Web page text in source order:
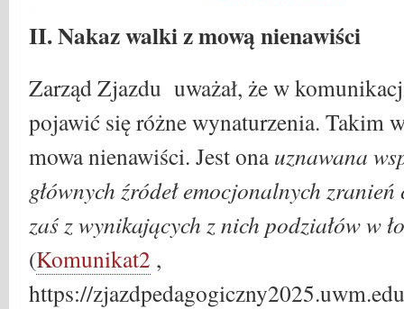
II. Nakaz walki z mową nienawiści
Zarząd Zjazdu uważał, że w
pojawić się różne wynaturzenia. Takim
mowa nienawiści. Jest onauznawana
głównych źródeł emocjonalnych
zaś z wynikających z nich podziałów w
(Komunikat2 ,
https://